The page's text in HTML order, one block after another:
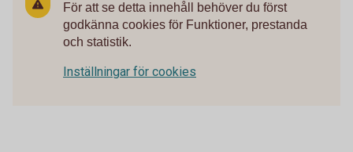
För att se detta innehåll behöver du först
godkänna cookies för Funktioner, prestanda
och statistik.
Inställningar för cookies